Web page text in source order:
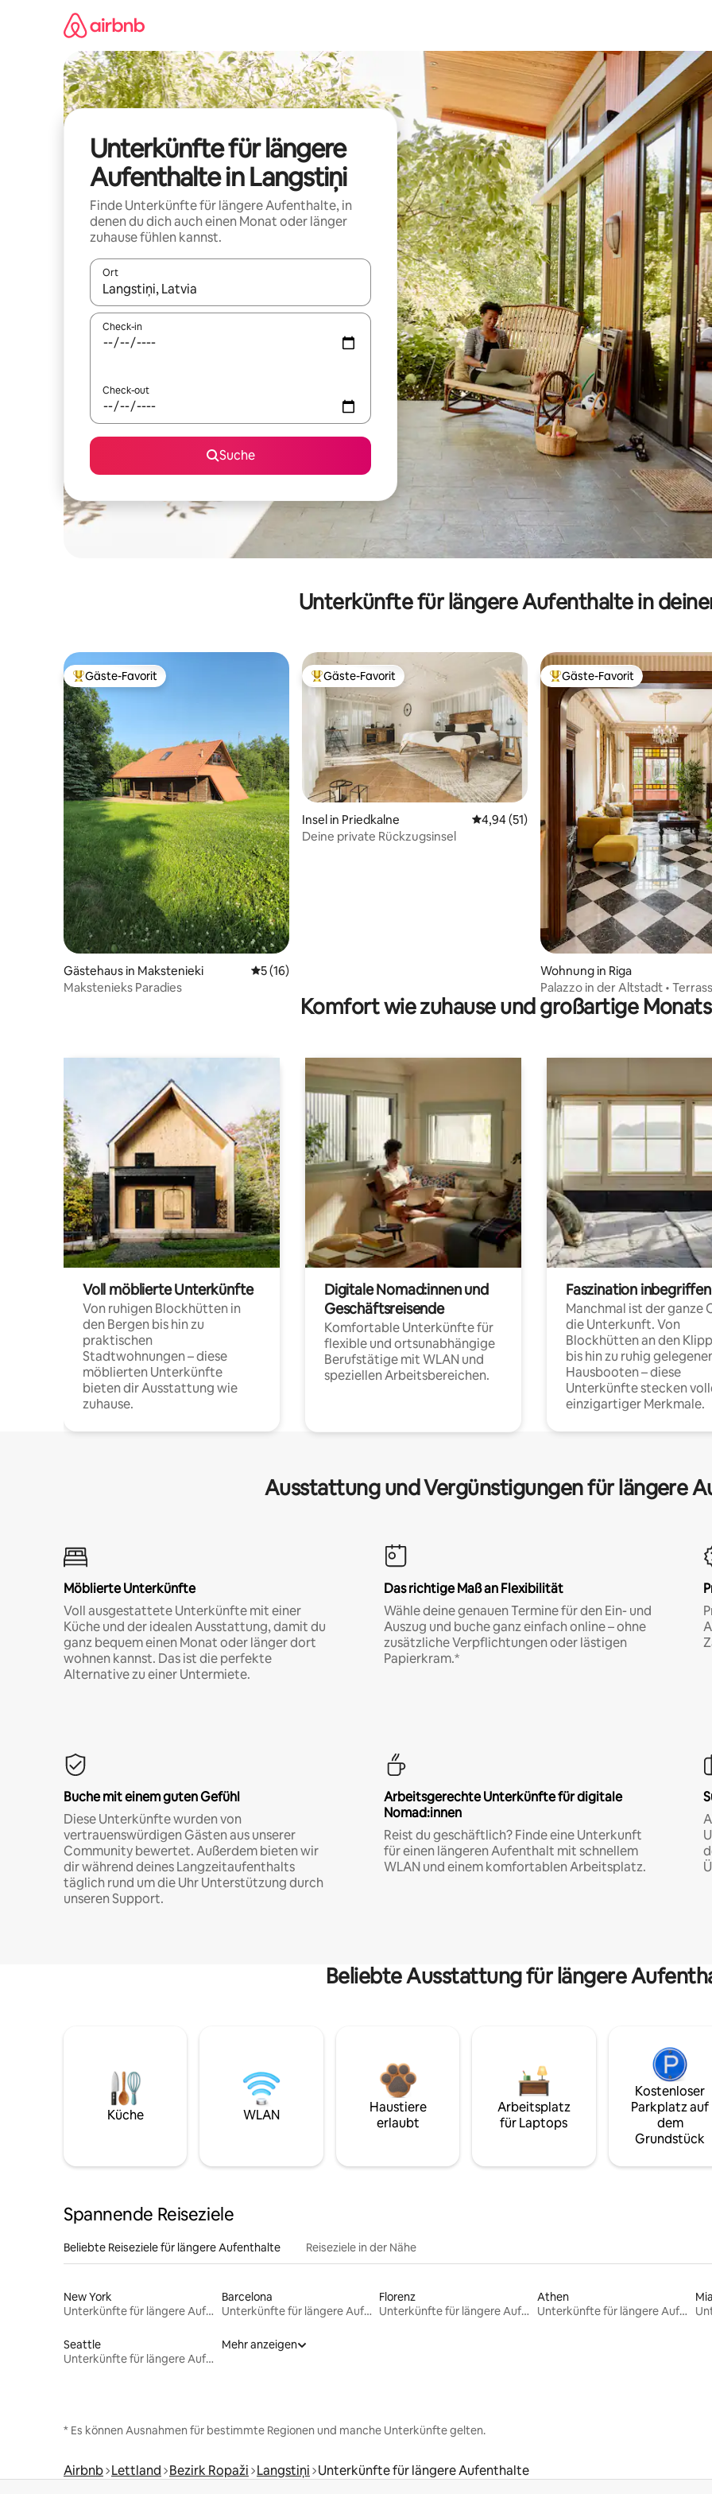
Unterkünfte für längere
Aufenthalte in Langstiņi
Finde Unterkünfte für längere Aufenthalte, in
denen du dich auch einen Monat oder länger
zuhause fühlen kannst.
Ort
Wenn Ergebnisse verfügbar sind, navigiere mit den Pfeiltasten nach oben und unten oder erkunde die Ergebnisse
Check-in
Check-out
Suche
Unterkünfte für längere Aufenthalte in
Beliebter Gäste-Favorit.
Gäste-Favorit
Gästehaus in Makstenieki Durchschnittliche Bewertung: 5 von 5, 16 Bewertungen
5 (16)
Makstenieks Paradies
Beliebter Gäste-Favorit.
Gäste-Favorit
Insel in Priedkalne Durchschnittliche Bewertung: 4,94 von 5,
4,94 (51)
Deine private Rückzugsinsel
Beliebter Gäste-Favorit.
Gäste-Favorit
Wohnung in Riga
Palazzo in der Altstadt •
Billardtisch
Komfort wie zuhause und großartige
Voll möblierte Unterkünfte
Von ruhigen Blockhütten in
den Bergen bis hin zu
praktischen
Stadtwohnungen – diese
möblierten Unterkünfte
bieten dir Ausstattung wie
zuhause.
Digitale Nomad:innen und
Geschäftsreisende
Komfortable Unterkünfte für
flexible und ortsunabhängige
Berufstätige mit WLAN und
speziellen Arbeitsbereichen.
Faszination inbegriffen
Manchmal ist der ganze
die Unterkunft. Von
Blockhütten an den
bis hin zu ruhig
Hausbooten – diese
Unterkünfte stecken
einzigartiger Merkmale.
Ausstattung und Vergünstigungen für längere
Möblierte Unterkünfte
Voll ausgestattete Unterkünfte mit einer
Küche und der idealen Ausstattung, damit du
ganz bequem einen Monat oder länger dort
wohnen kannst. Das ist die perfekte
Alternative zu einer Untermiete.
Das richtige Maß an Flexibilität
Wähle deine genauen Termine für den Ein- und
Auszug und buche ganz einfach online – ohne
zusätzliche Verpflichtungen oder lästigen
Papierkram.*
Buche mit einem guten Gefühl
Diese Unterkünfte wurden von
vertrauenswürdigen Gästen aus unserer
Community bewertet. Außerdem bieten wir
dir während deines Langzeitaufenthalts
täglich rund um die Uhr Unterstützung durch
unseren Support.
Arbeitsgerechte Unterkünfte für digitale
Nomad:innen
Reist du geschäftlich? Finde eine Unterkunft
für einen längeren Aufenthalt mit schnellem
WLAN und einem komfortablen Arbeitsplatz.
Beliebte Ausstattung für längere
Küche WLAN
Haustiere
erlaubt
Arbeitsplatz
für Laptops
Kostenloser
Parkplatz auf
dem
Grundstück
Spannende Reiseziele
Beliebte Reiseziele für längere Aufenthalte Reiseziele in der Nähe
New York
Unterkünfte für längere Aufenthalte
Barcelona
Unterkünfte für längere Aufenthalte
Florenz
Unterkünfte für längere Aufenthalte
Athen
Unterkünfte für längere Aufenthalte
Seattle
Unterkünfte für längere Aufenthalte
Mehr anzeigen
* Es können Ausnahmen für bestimmte Regionen und manche Unterkünfte gelten.
Airbnb Lettland Bezirk Ropaži Langstiņi Unterkünfte für längere Aufenthalte